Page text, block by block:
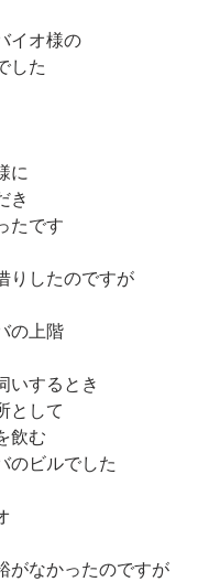
イオ様の
した
に
き
たです
りしたのですが
の上階
いするとき
として
飲む
のビルでした
がなかったのですが